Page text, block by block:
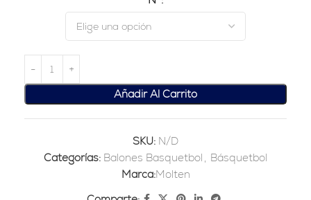
Añadir Al Carrito
SKU: N/D
Categorías: Balones Basquetbol , Básquetbol
Marca:Molten